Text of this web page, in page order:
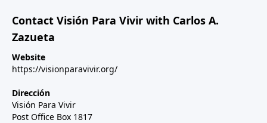
Contact Visión Para Vivir with Carlos A.
Zazueta
Website
https://visionparavivir.org/
Dirección
Visión Para Vivir
Post Office Box 1817